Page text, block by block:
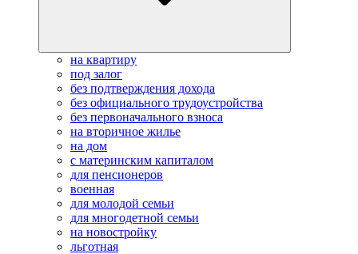
на квартиру
под залог
без подтверждения дохода
без официального трудоустройства
без первоначального взноса
на вторичное жилье
на дом
с материнским капиталом
для пенсионеров
военная
для молодой семьи
для многодетной семьи
на новостройку
льготная